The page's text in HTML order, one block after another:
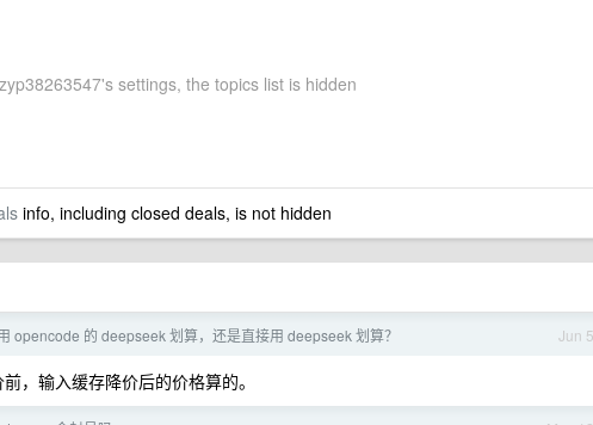
settings, the topics list is hidden
info, including closed deals, is not hidden
Jun 5
opencode 的 deepseek 划算，还是直接用 deepseek 划算？
，输入缓存降价后的价格算的。